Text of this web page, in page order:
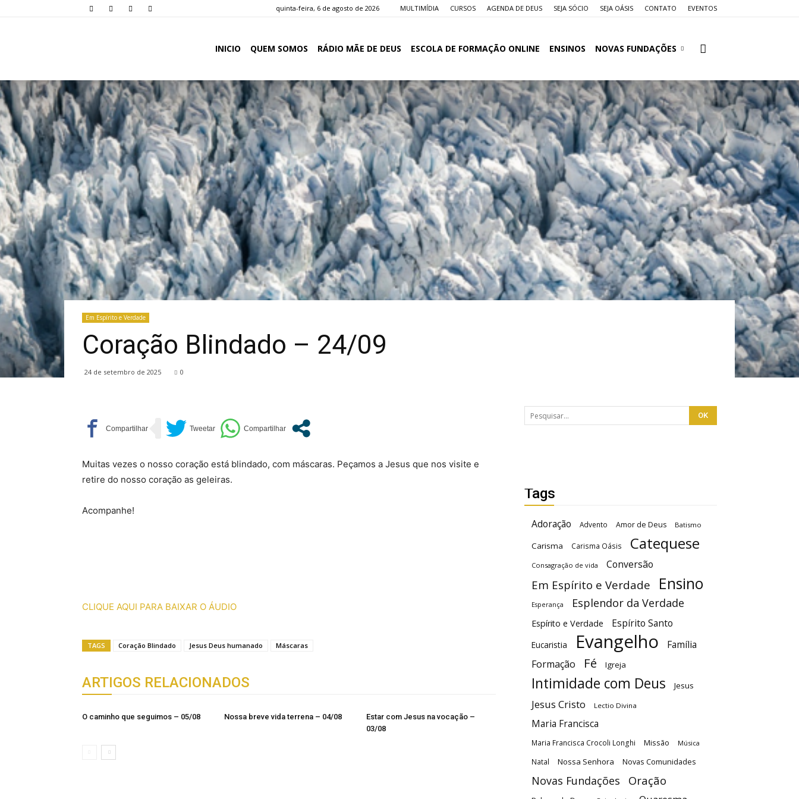
quinta-feira, 6 de agosto de 2026 MULTIMÍDIA CURSOS AGENDA DE DEUS SEJA SÓCIO SEJA OÁSIS CONTATO EVENTOS
Oásis
INICIO QUEM SOMOS RÁDIO MÃE DE DEUS ESCOLA DE FORMAÇÃO ONLINE ENSINOS NOVAS FUNDAÇÕES
Em Espírito e Verdade
Coração Blindado – 24/09
24 de setembro de 2025 0
Muitas vezes o nosso coração está blindado, com máscaras. Peçamos a Jesus que nos visite e
retire do nosso coração as geleiras.
Acompanhe!
CLIQUE AQUI PARA BAIXAR O ÁUDIO
TAGS Coração Blindado Jesus Deus humanado Máscaras
ARTIGOS RELACIONADOS
O caminho que seguimos – 05/08 Nossa breve vida terrena – 04/08
Estar com Jesus na vocação –
03/08
Tags
Adoração Advento Amor de Deus Batismo
Carisma Carisma Oásis Catequese
Consagração de vida Conversão
Em Espírito e Verdade Ensino
Esperança Esplendor da Verdade
Espírito e Verdade Espírito Santo
Eucaristia Evangelho
Família
Formação
Fé Igreja
Intimidade com Deus Jesus
Jesus Cristo Lectio Divina
Maria Francisca
Maria Francisca Crocoli Longhi Missão Música
Natal Nossa Senhora Novas Comunidades
Novas Fundações Oração